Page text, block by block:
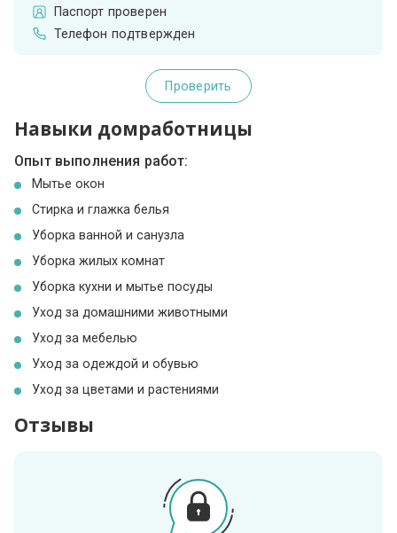
Паспорт проверен
Телефон подтвержден
Проверить
Навыки домработницы
Опыт выполнения работ:
Мытье окон
Стирка и глажка белья
Уборка ванной и санузла
Уборка жилых комнат
Уборка кухни и мытье посуды
Уход за домашними животными
Уход за мебелью
Уход за одеждой и обувью
Уход за цветами и растениями
Отзывы